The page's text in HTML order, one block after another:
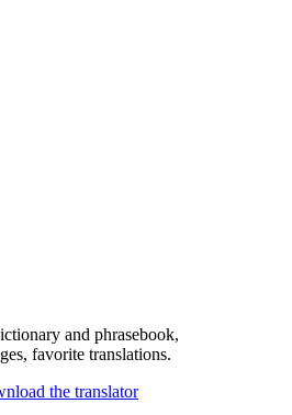
and phrasebook,
favorite translations.